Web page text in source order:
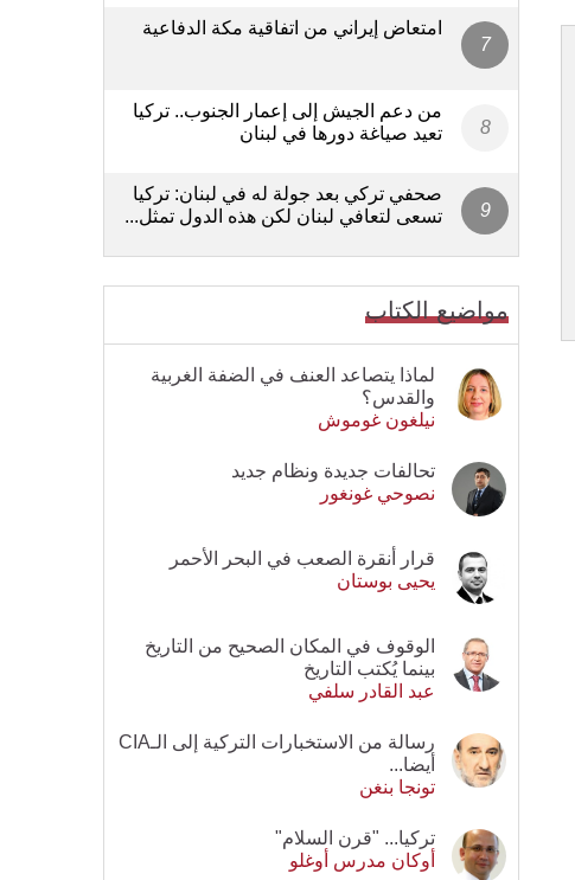
امتعاض إيراني من اتفاقية مكة الدفاعية
من دعم الجيش إلى إعمار الجنوب.. تركيا
تعيد صياغة دورها في لبنان
صحفي تركي بعد جولة له في لبنان: تركيا
تسعى لتعافي لبنان لكن هذه الدول تمثل...
مواضيع الكتاب
لماذا يتصاعد العنف في الضفة الغربية
والقدس؟
نيلغون غوموش
تحالفات جديدة ونظام جديد
نصوحي غونغور
قرار أنقرة الصعب في البحر الأحمر
يحيى بوستان
الوقوف في المكان الصحيح من التاريخ
بينما يُكتب التاريخ
عبد القادر سلفي
رسالة من الاستخبارات التركية إلى الـCIA
أيضا...
تونجا بنغن
تركيا... "قرن السلام"
أوكان مدرس أوغلو